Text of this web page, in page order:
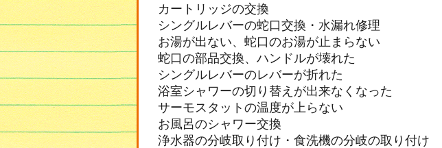
カートリッジの交換
シングルレバーの蛇口交換・水漏れ修理
お湯が出ない、蛇口のお湯が止まらない
蛇口の部品交換、ハンドルが壊れた
シングルレバーのレバーが折れた
浴室シャワーの切り替えが出来なくなった
サーモスタットの温度が上らない
お風呂のシャワー交換
浄水器の分岐取り付け・食洗機の分岐の取り付け